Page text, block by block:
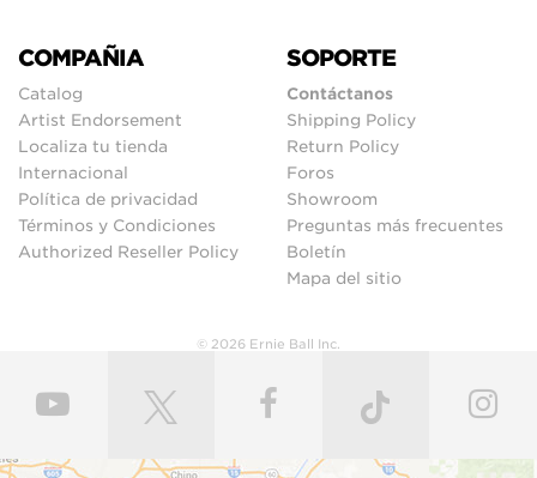
COMPAÑIA
Catalog
Artist Endorsement
Localiza tu tienda
Internacional
Política de privacidad
Términos y Condiciones
Authorized Reseller Policy
SOPORTE
Contáctanos
Shipping Policy
Return Policy
Foros
Showroom
Preguntas más frecuentes
Boletín
Mapa del sitio
© 2026 Ernie Ball Inc.